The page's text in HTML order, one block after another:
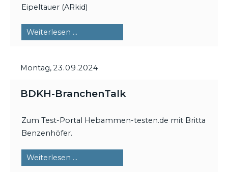
Eipeltauer (ARkid)
Weiterlesen …
Montag, 23.09.2024
BDKH-BranchenTalk
Zum Test-Portal Hebammen-testen.de mit Britta
Benzenhöfer.
Weiterlesen …